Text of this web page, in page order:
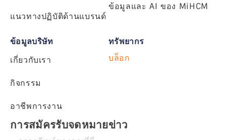
แนวทางปฏิบัติด้านแบรนด์
ข้อมูลและ AI ของ MiHCM
ข้อมูลบริษัท
เกี่ยวกับเรา
กิจกรรม
อาชีพการงาน
ทรัพยากร
บล็อก
การสมัครรับจดหมายข่าว